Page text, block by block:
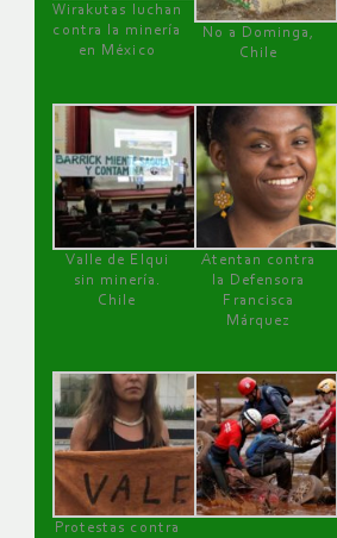
Wirakutas luchan
contra la minería
en México
No a Dominga,
Chile
Valle de Elqui
sin minería.
Chile
Atentan contra
la Defensora
Francisca
Márquez
Protestas contra